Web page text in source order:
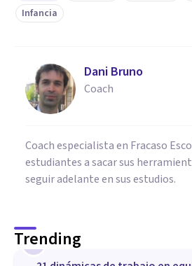
Infancia
Dani Bruno
Coach
Coach especialista en Fracaso
estudiantes a sacar sus
seguir adelante en sus estudios.
Trending
1